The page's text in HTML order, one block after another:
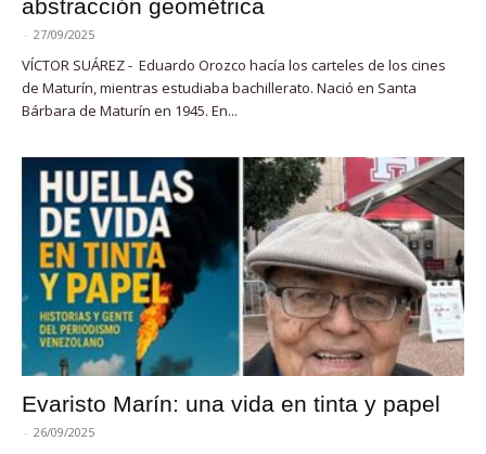
abstracción geométrica
- 27/09/2025
VÍCTOR SUÁREZ - Eduardo Orozco hacía los carteles de los cines
de Maturín, mientras estudiaba bachillerato. Nació en Santa
Bárbara de Maturín en 1945. En...
Evaristo Marín: una vida en tinta y papel
- 26/09/2025